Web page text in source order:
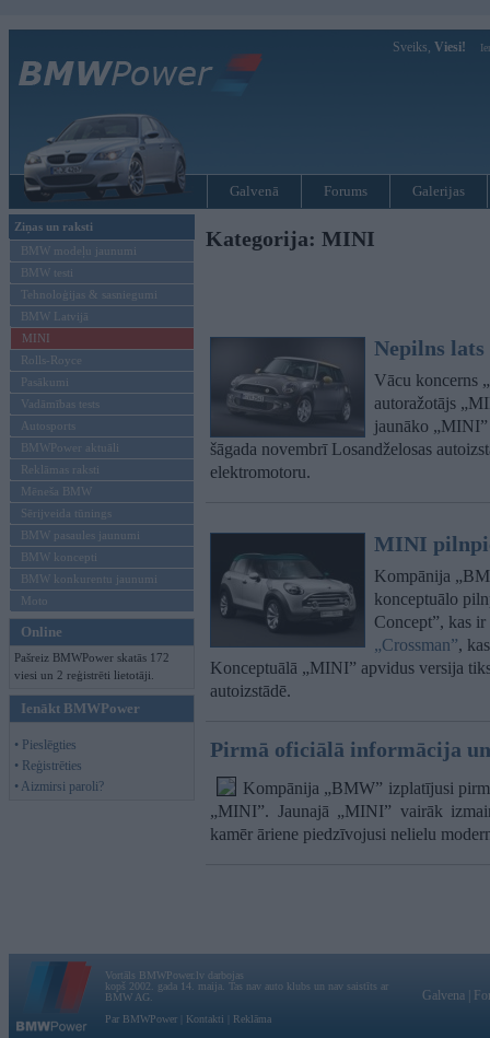
Sveiks, Viesi!
Galvenā Forums Galerijas
Ziņas un raksti
BMW modeļu jaunumi
BMW testi
Tehnoloģijas & sasniegumi
BMW Latvijā
MINI
Rolls-Royce
Pasākumi
Vadāmības tests
Autosports
BMWPower aktuāli
Reklāmas raksti
Mēneša BMW
Sērijveida tūnings
BMW pasaules jaunumi
BMW koncepti
BMW konkurentu jaunumi
Moto
Online
Pašreiz BMWPower skatās 172
viesi un 2 reģistrēti lietotāji.
Ienākt BMWPower
• Pieslēgties
• Reģistrēties
• Aizmirsi paroli?
Kategorija: MINI
Nepilns
Vācu koncerns
autoražotājs
jaunāko
šāgada novembrī Losandželosas
elektromotoru.
MINI
Kompānija
konceptuālo
Concept”, kas
„Crossman”,
Konceptuālā „MINI” apvidus versija
autoizstādē.
Pirmā oficiālā informācija
Kompānija „BMW” izplatījusi
„MINI”. Jaunajā „MINI” vairāk
kamēr āriene piedzīvojusi nelielu
Vortāls BMWPower.lv darbojas
kopš 2002. gada 14. maija. Tas nav auto klubs un nav saistīts ar
BMW AG.
Par BMWPower
Kontakti Reklāma
Galvena